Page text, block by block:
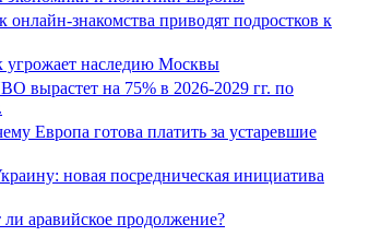
онлайн-знакомства приводят подростков к
угрожает наследию Москвы
вырастет на 75% в 2026-2029 гг. по
Европа готова платить за устаревшие
новая посредническая инициатива
аравийское продолжение?